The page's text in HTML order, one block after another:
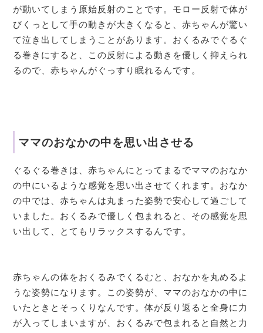
が動いてしまう原始反射のことです。モロー反射で体が
びくっとして手の動きが大きくなると、赤ちゃんが驚い
て泣き出してしまうことがあります。おくるみでぐるぐ
る巻きにすると、この反射による動きを優しく抑えられ
るので、赤ちゃんがぐっすり眠れるんです。
ママのおなかの中を思い出させる
ぐるぐる巻きは、赤ちゃんにとってまるでママのおなか
の中にいるような感覚を思い出させてくれます。おなか
の中では、赤ちゃんは丸まった姿勢で安心して過ごして
いました。おくるみで優しく包まれると、その感覚を思
い出して、とてもリラックスするんです。
赤ちゃんの体をおくるみでくるむと、おなかを丸めるよ
うな姿勢になります。この姿勢が、ママのおなかの中に
いたときとそっくりなんです。体が反り返ると全身に力
が入ってしまいますが、おくるみで包まれると自然と力